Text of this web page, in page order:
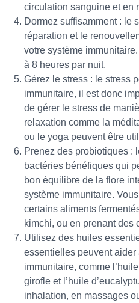
circulation sanguine et en
Dormez suffisamment : le
réparation et le
votre système
à 8 heures par nuit.
Gérez le stress : le stress
immunitaire, il est donc
de gérer le stress de
relaxation comme la
ou le yoga peuvent être
Prenez des probiotiques :
bactéries bénéfiques qui
bon équilibre de la flore
système immunitaire.
certains aliments
kimchi, ou en prenant des
Utilisez des huiles
essentielles peuvent aider
immunitaire, comme
girofle et l’huile
inhalation, en massages